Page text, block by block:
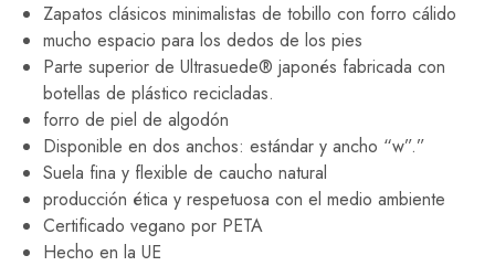
Zapatos clásicos minimalistas de tobillo con forro cálido
mucho espacio para los dedos de los pies
Parte superior de Ultrasuede® japonés fabricada con
botellas de plástico recicladas.
forro de piel de algodón
Disponible en dos anchos: estándar y ancho “w”.”
Suela fina y flexible de caucho natural
producción ética y respetuosa con el medio ambiente
Certificado vegano por PETA
Hecho en la UE